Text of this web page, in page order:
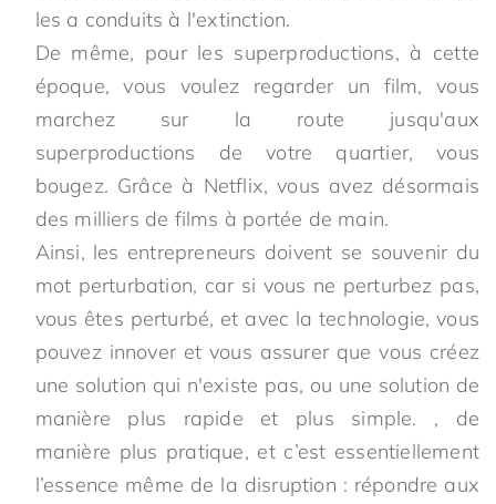
les a conduits à l'extinction.
De même, pour les superproductions, à cette
époque, vous voulez regarder un film, vous
marchez sur la route jusqu'aux
superproductions de votre quartier, vous
bougez. Grâce à Netflix, vous avez désormais
des milliers de films à portée de main.
Ainsi, les entrepreneurs doivent se souvenir du
mot perturbation, car si vous ne perturbez pas,
vous êtes perturbé, et avec la technologie, vous
pouvez innover et vous assurer que vous créez
une solution qui n'existe pas, ou une solution de
manière plus rapide et plus simple. , de
manière plus pratique, et c’est essentiellement
l’essence même de la disruption : répondre aux